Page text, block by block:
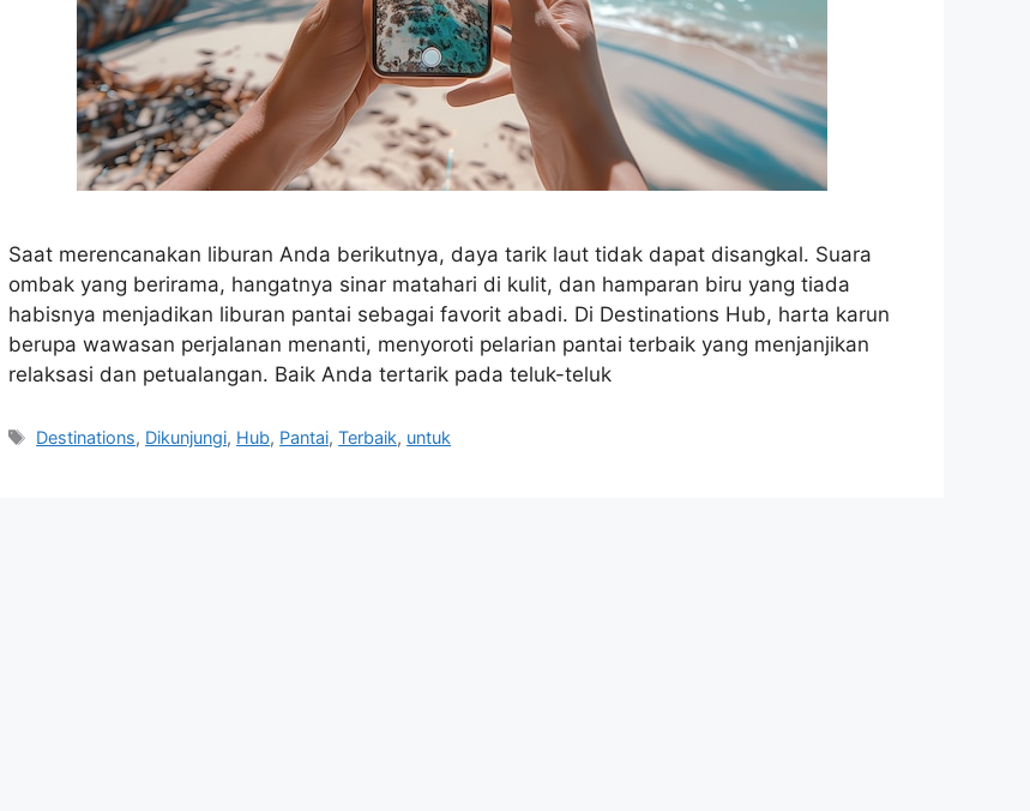
Saat merencanakan liburan Anda berikutnya, daya tarik laut tidak dapat disangkal. Suara
ombak yang berirama, hangatnya sinar matahari di kulit, dan hamparan biru yang tiada
habisnya menjadikan liburan pantai sebagai favorit abadi. Di Destinations Hub, harta karun
berupa wawasan perjalanan menanti, menyoroti pelarian pantai terbaik yang menjanjikan
relaksasi dan petualangan. Baik Anda tertarik pada teluk-teluk
Tags
Destinations, Dikunjungi, Hub, Pantai,Terbaik, untuk